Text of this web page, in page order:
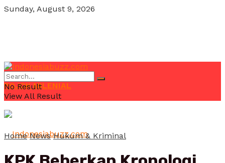
Sunday, August 9, 2026
POJOK MILENIAL
No Result
View All Result
Home News Hukum & Kriminal